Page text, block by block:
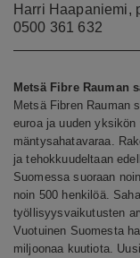
Harri Haapaniemi,
0500 361 632
Metsä Fibre Rauman
Metsä Fibren Rauman
euroa ja uuden
mäntysahatavaraa.
ja tehokkuudeltaan
Suomessa suoraan
noin 500 henkilöä.
työllisyysvaikutusten
Vuotuinen Suomesta
miljoonaa kuutiota.